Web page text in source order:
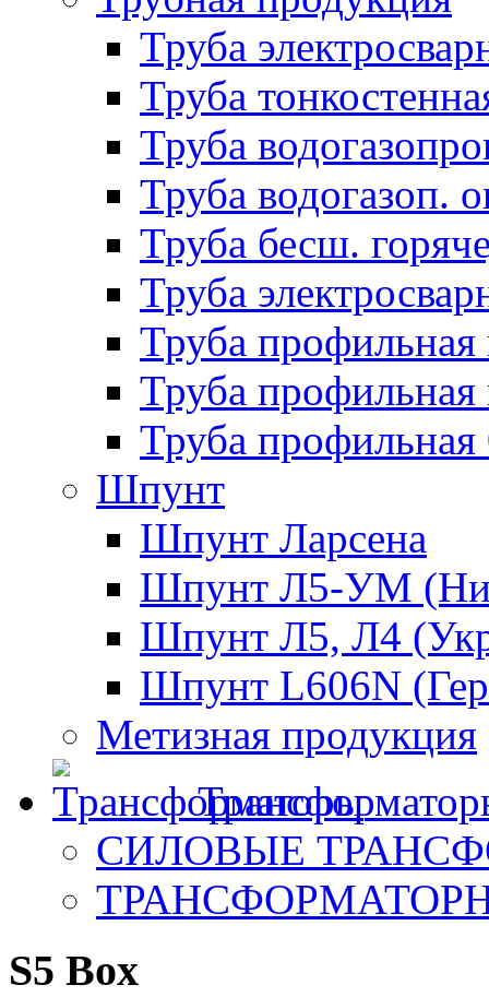
Труба
Труба
Труба
Труба водогазоп.
Труба бесш.
Труба
Труба профильная
Труба профильная
Труба
Шпунт
Шпунт Ларсена
Шпунт Л5-УМ
Шпунт Л5, Л4
Шпунт L606N
Метизная продукция
СИЛОВЫЕ
S5 Box